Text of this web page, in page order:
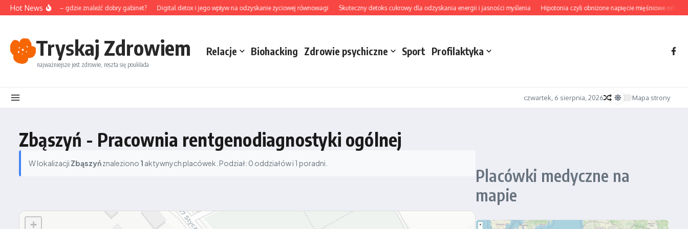
Przejdź do treści
Hot News
na Śląsku – gdzie znaleźć dobry gabinet? Digital detox i jego wpływ na odzyskanie życiowej równowagi Skuteczny detoks cukrowy dla odzyskania energii i jasności myślenia Hipotonia czyli obniżone napięcie mięśniowe od
Tryskaj Zdrowiem
najważniejsze jest zdrowie, reszta się poukłada
Relacje Biohacking Zdrowie psychiczne Sport Profilaktyka
czwartek, 6 sierpnia, 2026 Mapa strony
Zbąszyń - Pracownia rentgenodiagnostyki ogólnej
W lokalizacji Zbąszyńznaleziono 1 aktywnych placówek. Podział: 0 oddziałów i 1 poradni.
+
Placówki medyczne na
mapie